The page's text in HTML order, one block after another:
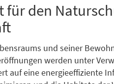
für den
und seiner
werden unter
auf eine energieeffiziente